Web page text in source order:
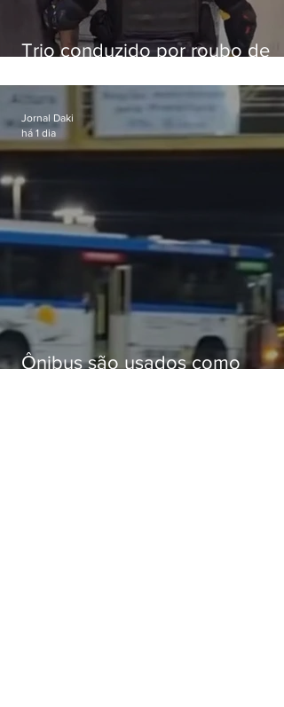
Trio conduzido por roubo de
passagens
Ônibus são usados como
Jornal Daki
há 1 dia